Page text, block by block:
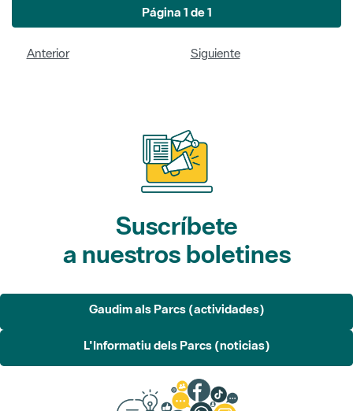
Página 1 de 1
Anterior Siguiente
Suscríbete
a nuestros boletines
Gaudim als Parcs (actividades)
L'Informatiu dels Parcs (noticias)